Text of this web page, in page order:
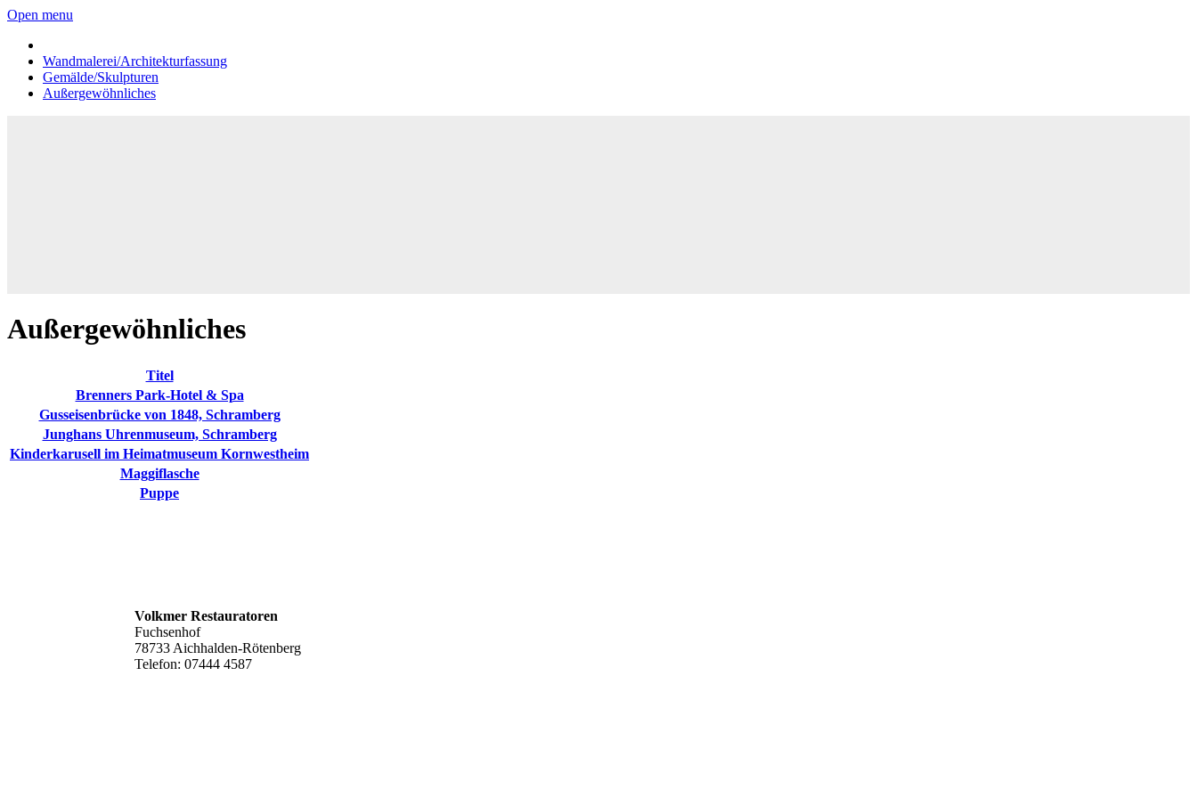
Open menu
Wandmalerei/Architekturfassung
Gemälde/Skulpturen
Außergewöhnliches
Außergewöhnliches
Titel
Brenners Park-Hotel & Spa
Gusseisenbrücke von 1848, Schramberg
Junghans Uhrenmuseum, Schramberg
Kinderkarusell im Heimatmuseum Kornwestheim
Maggiflasche
Puppe
Volkmer Restauratoren
Fuchsenhof
78733 Aichhalden-Rötenberg
Telefon: 07444 4587